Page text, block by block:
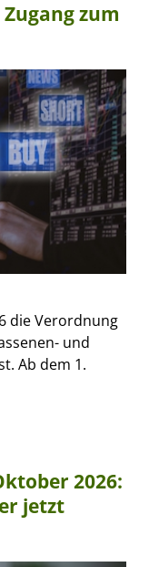
zum
die Verordnung
und
Ab dem 1.
2026:
jetzt